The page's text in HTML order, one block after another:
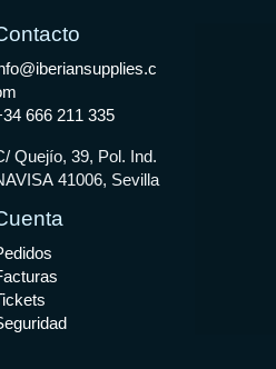
666 211 335
Quejío, 39, Pol. Ind.
41006, Sevilla